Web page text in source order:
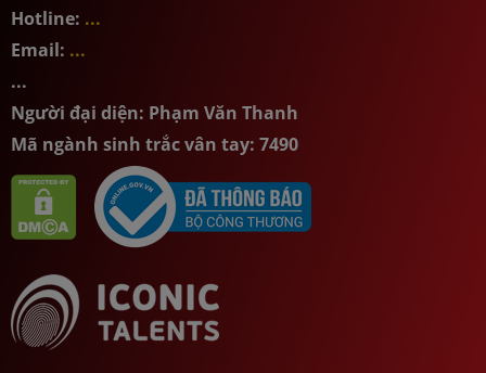
Hotline: ...
Email: ...
...
Người đại diện: Phạm Văn Thanh
Mã ngành sinh trắc vân tay: 7490